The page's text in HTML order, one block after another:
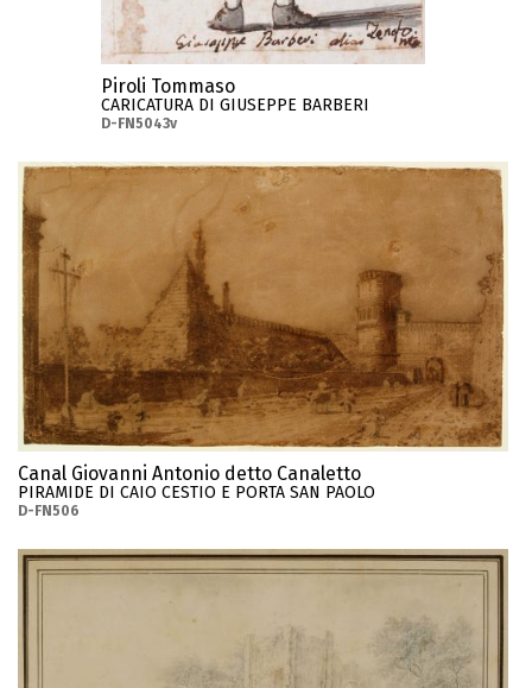
Piroli Tommaso
CARICATURA DI GIUSEPPE BARBERI
D-FN5043v
Canal Giovanni Antonio detto Canaletto
PIRAMIDE DI CAIO CESTIO E PORTA SAN PAOLO
D-FN506